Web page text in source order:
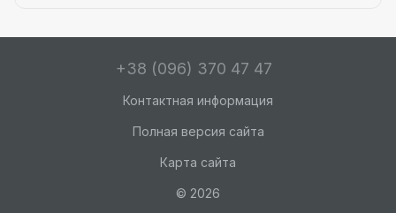
+38 (096) 370 47 47
Контактная информация
Полная версия сайта
Карта сайта
© 2026